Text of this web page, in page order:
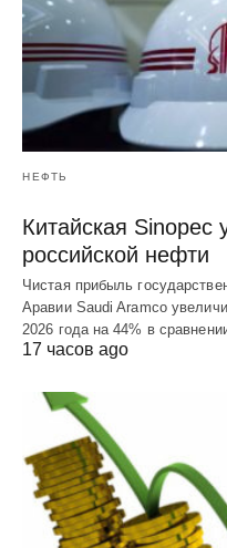
НЕФТЬ
Китайская Sinopec
российской нефти
Чистая прибыль
Аравии Saudi Aramco
2026 года на 44% в
17 часов ago